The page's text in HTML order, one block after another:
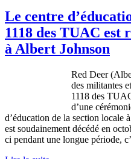
Le centre
1118 des TUAC est
à Albert Johnson
Red Deer
des militantes
1118 des
d’une
d’éducation de la section locale
est soudainement décédé en
ci pendant une longue période,